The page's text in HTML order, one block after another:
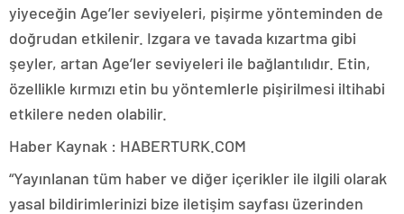
yiyeceğin Age’ler seviyeleri, pişirme yönteminden de
doğrudan etkilenir. Izgara ve tavada kızartma gibi
şeyler, artan Age’ler seviyeleri ile bağlantılıdır. Etin,
özellikle kırmızı etin bu yöntemlerle pişirilmesi iltihabi
etkilere neden olabilir.
Haber Kaynak : HABERTURK.COM
“Yayınlanan tüm haber ve diğer içerikler ile ilgili olarak
yasal bildirimlerinizi bize iletişim sayfası üzerinden